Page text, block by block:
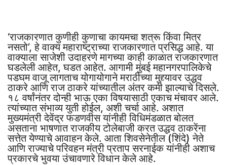
‘राजकारणात कुणीही कुणाचा कायमचा शत्रू किंवा मित्र
नसतो’, हे वाक्य महाराष्ट्राच्या राजकारणात प्रसिद्ध आहे. या
वाक्याला साजेशी उदाहरणे मागच्या काही काळात राजकारणात
घडलेली आहेत, घडत आहेत. आगामी मुंबई महानगरपालिकेचे
पडघम वाजू लागताच योगायोगाने मराठीच्या मुद्द्यावर उद्धव
ठाकरे आणि राज ठाकरे यांच्यातील अंतर कमी झाल्याचे दिसले.
१८ वर्षांनंतर दोन्ही भाऊ एका विषयासाठी एकाच मंचावर आले.
त्यांच्यात संभाव्य युती होईल, अशी चर्चा आहे. अशात
मुख्यमंत्री देवेंद्र फडणवीस यांनीही विधिमंडळात बोलत
असताना भाषणात राजकीय टोलेबाजी करत उद्धव ठाकरेंना
सत्तेत येण्याचे आवाहन केले. आता शिवसेनेतील (शिंदे) नेते
आणि राज्याचे परिवहन मंत्री प्रताप सरनाईक यांनीही अशाच
प्रकारचे भुवया उंचावणारे विधान केले आहे.